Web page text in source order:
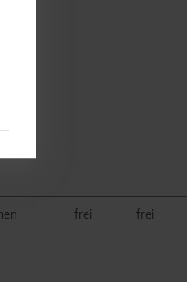
frei frei